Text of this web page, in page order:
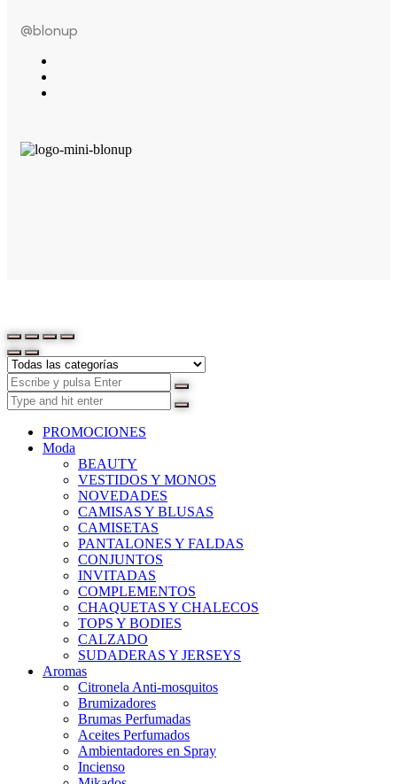
@blonup
PROMOCIONES
Moda
BEAUTY
VESTIDOS Y MONOS
NOVEDADES
CAMISAS Y BLUSAS
CAMISETAS
PANTALONES Y FALDAS
CONJUNTOS
INVITADAS
COMPLEMENTOS
CHAQUETAS Y CHALECOS
TOPS Y BODIES
CALZADO
SUDADERAS Y JERSEYS
Aromas
Citronela Anti-mosquitos
Brumizadores
Brumas Perfumadas
Aceites Perfumados
Ambientadores en Spray
Incienso